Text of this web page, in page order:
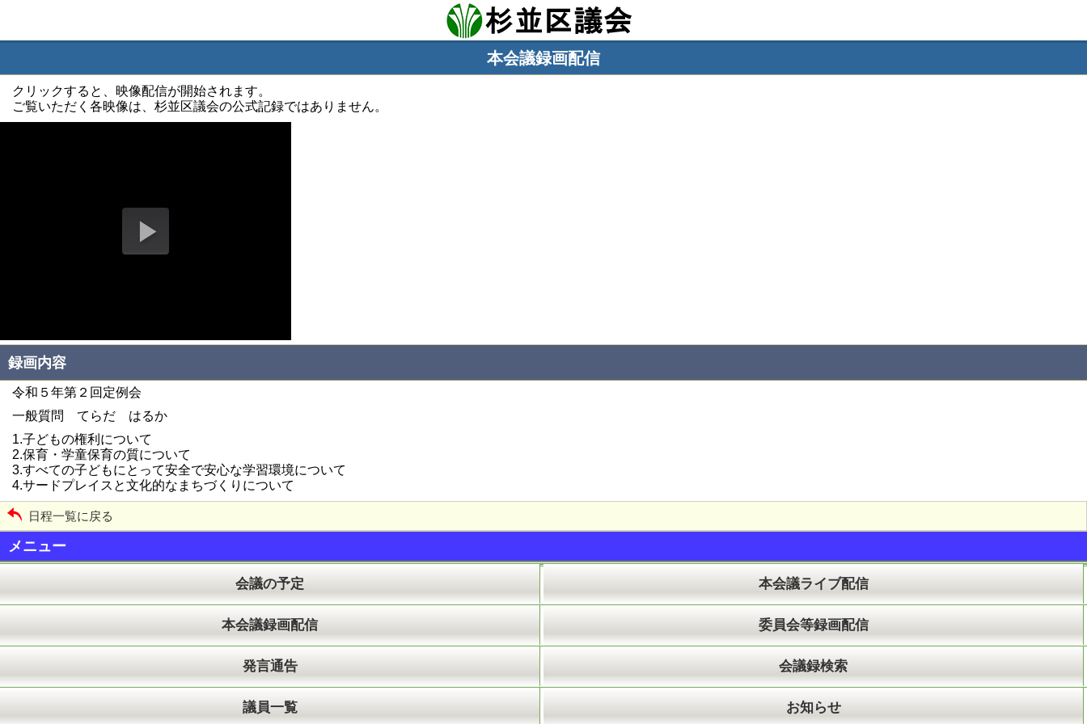
本会議録画配信
クリックすると、映像配信が開始されます。
ご覧いただく各映像は、杉並区議会の公式記録ではありません。
録画内容
令和５年第２回定例会
一般質問 てらだ はるか
1.子どもの権利について
2.保育・学童保育の質について
3.すべての子どもにとって安全で安心な学習環境について
4.サードプレイスと文化的なまちづくりについて
日程一覧に戻る
メニュー
会議の予定 本会議ライブ配信
本会議録画配信 委員会等録画配信
発言通告 会議録検索
議員一覧 お知らせ